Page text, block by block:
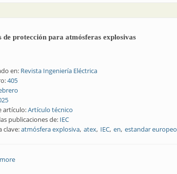
de protección para atmósferas explosivas
en: Revista Ingeniería Eléctrica
405
artículo:Artículo técnico
publicaciones de: IEC
clave:atmósfera explosiva atex IEC en estandar europeo
about Modos de protección para atmósferas explosivas